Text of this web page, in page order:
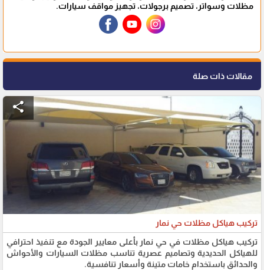
مظلات وسواتر، تصميم برجولات، تجهيز مواقف سيارات.
مقالات ذات صلة
share
تركيب هياكل مظلات حي نمار
تركيب هياكل مظلات في حي نمار بأعلى معايير الجودة مع تنفيذ احترافي
للهياكل الحديدية وتصاميم عصرية تناسب مظلات السيارات والأحواش
والحدائق باستخدام خامات متينة وأسعار تنافسية.